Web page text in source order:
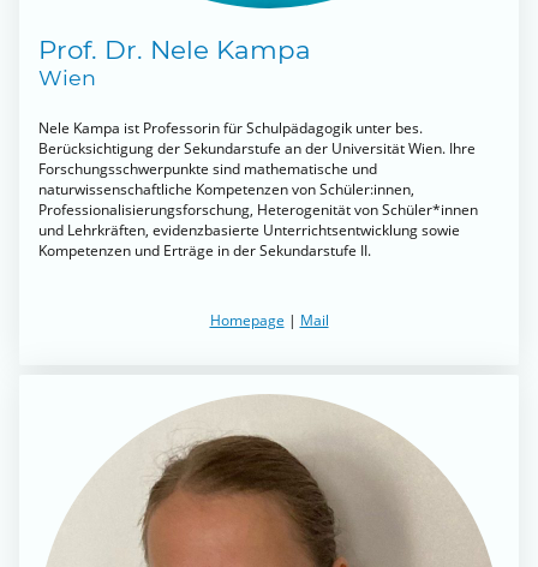
Prof. Dr. Nele Kampa
Wien
Nele Kampa ist Professorin für Schulpädagogik unter bes.
Berücksichtigung der Sekundarstufe an der Universität Wien. Ihre
Forschungsschwerpunkte sind mathematische und
naturwissenschaftliche Kompetenzen von Schüler:innen,
Professionalisierungsforschung, Heterogenität von Schüler*innen
und Lehrkräften, evidenzbasierte Unterrichtsentwicklung sowie
Kompetenzen und Erträge in der Sekundarstufe II.
Homepage | Mail